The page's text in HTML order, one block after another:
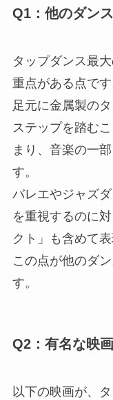
Q1：他のダン
タップダンス最
重点がある点です
足元に金属製の
ステップを踏む
まり、音楽の一
す。
バレエやジャズ
を重視するのに
クト」も含めて
この点が他のダ
す。
Q2：有名な映
以下の映画が、